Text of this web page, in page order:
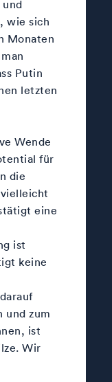
wie sich
Monaten
Putin
letzten
Wende
für
die
eine
ist
keine
und zum
ist
Wir